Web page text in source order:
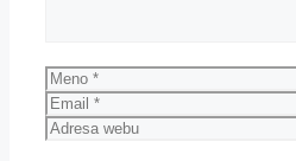
Meno
Email
Adresa
webu